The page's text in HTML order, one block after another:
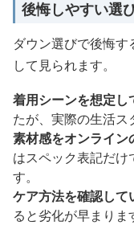
後悔しやすい選
ダウン選びで後悔す
して見られます。
着用シーンを想定し
たが、実際の生活ス
素材感をオンライン
はスペック表記だ
す。
ケア方法を確認して
ると劣化が早まりま